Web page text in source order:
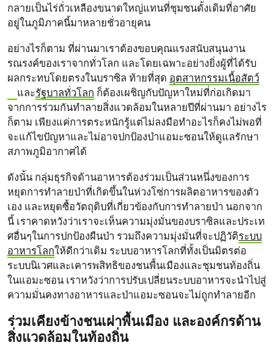
กลายเป็นไร่ถั่วเหลืองขนาดใหญ่แทนที่ชุมชนดั้งเดิมที่อาศัย
อยู่ในภูมิภาคนี้มาหลายชั่วอายุคน
อย่างไรก็ตาม ที่ผ่านมาเราต้องขอบคุณแรงสนับสนุนงาน
รณรงค์ของเราจากทั่วโลก และโดยเฉพาะอย่างยิ่งผู้ที่ได้รับ
ผลกระทบโดยตรงในบราซิล ท้ายที่สุด อุตสาหกรรมเนื้อสัตว์
และรัฐบาลทั่วโลก ก็ต้องเผชิญกับปัญหาใหม่ที่ก่อเกิดมา
จากการร่วมกันทำลายสิ่งแวดล้อมในหลายปีที่ผ่านมา อย่างไร
ก็ตาม เพียงแค่การตระหนักรู้แต่ไม่ลงมือทำอะไรก็คงไม่พอที่
จะแก้ไขปัญหาและไม่อาจปกป้องป่าแอมะซอนให้ดูแลรักษา
สภาพภูมิอากาศได้
ดังนั้น กลุ่มธุรกิจด้านอาหารต้องร่วมเป็นส่วนหนึ่งของการ
หยุดการทำลายป่าที่เกิดขึ้นในห่วงโซ่การผลิตอาหารของตัว
เอง และหยุดซื้อวัตถุดิบที่เกี่ยวข้องกับการทำลายป่า นอกจาก
นี้ เราคาดหวังว่าเราจะเห็นความมุ่งมั่นของบราซิลและประเท
ศอื่นๆในการปกป้องผืนป่า รวมถึงความมุ่งมั่นที่จะปฏิวัติระบบ
อาหารโลกให้ดีกว่าเดิม ระบบอาหารโลกที่ทั้งเป็นมิตรต่อ
ระบบนิเวศและเคารพสิทธิของชนพื้นเมืองและชุมชนท้องถิ่น
ในแอมะซอน เราหวังว่าการปรับเปลี่ยนระบบอาหารจะนำไปสู่
ความมั่นคงทางอาหารและป่าแอมะซอนจะไม่ถูกทำลายอีก
ร่วมเคียงข้างชนเผ่าพื้นเมือง และองค์กรด้าน
สิ่งแวดล้อมในท้องถิ่น